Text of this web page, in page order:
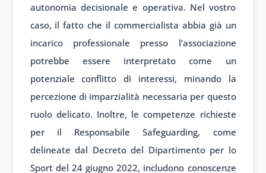
autonomia decisionale e operativa. Nel vostro
caso, il fatto che il commercialista abbia già un
incarico professionale presso l’associazione
potrebbe essere interpretato come un
potenziale conflitto di interessi, minando la
percezione di imparzialità necessaria per questo
ruolo delicato. Inoltre, le competenze richieste
per il Responsabile Safeguarding, come
delineate dal Decreto del Dipartimento per lo
Sport del 24 giugno 2022, includono conoscenze